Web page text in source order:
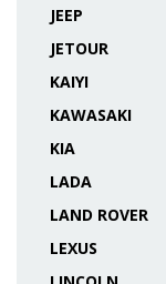
JEEP
JETOUR
KAIYI
KAWASAKI
KIA
LADA
LAND ROVER
LEXUS